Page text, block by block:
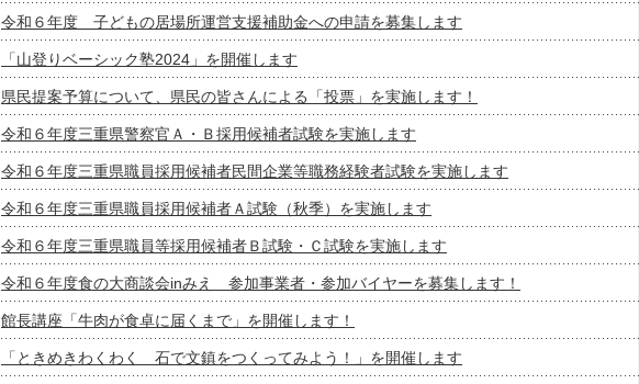
令和６年度 子どもの居場所運営支援補助金への申請を募集します
「山登りベーシック塾2024」を開催します
県民提案予算について、県民の皆さんによる「投票」を実施します！
令和６年度三重県警察官Ａ・Ｂ採用候補者試験を実施します
令和６年度三重県職員採用候補者民間企業等職務経験者試験を実施します
令和６年度三重県職員採用候補者Ａ試験（秋季）を実施します
令和６年度三重県職員等採用候補者Ｂ試験・Ｃ試験を実施します
令和６年度食の大商談会inみえ 参加事業者・参加バイヤーを募集します！
館長講座「牛肉が食卓に届くまで」を開催します！
「ときめきわくわく 石で文鎮をつくってみよう！」を開催します